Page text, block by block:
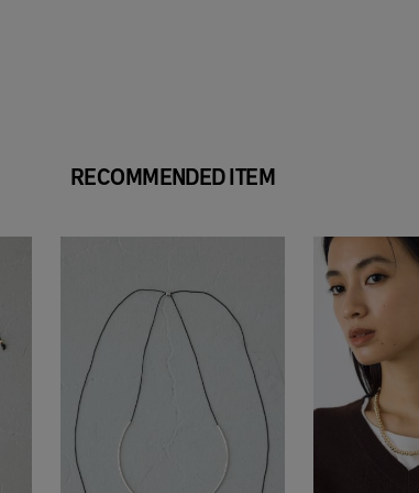
RECOMMENDED ITEM